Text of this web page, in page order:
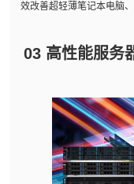
效改善超轻薄笔记本电脑
03 高性能服务